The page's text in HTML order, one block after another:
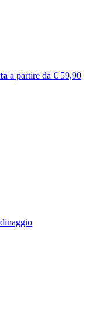
a partire da € 59,90